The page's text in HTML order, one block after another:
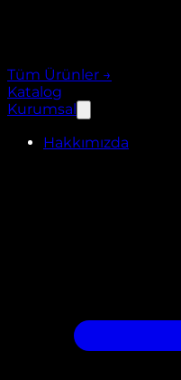
Tüm Ürünler →
Katalog
Kurumsal
Hakkımızda